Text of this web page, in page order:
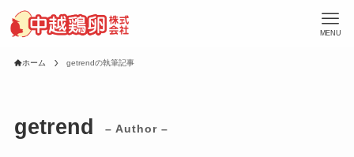
MENU
ホーム getrendの執筆記事
getrend – Author –